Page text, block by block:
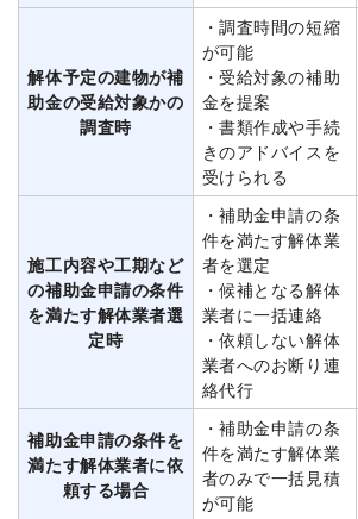
解体予定の建物が補
助金の受給対象かの
調査時
・調査時間の短縮
が可能
・受給対象の補助
金を提案
・書類作成や手続
きのアドバイスを
受けられる
施工内容や工期など
の補助金申請の条件
を満たす解体業者選
定時
・補助金申請の条
件を満たす解体業
者を選定
・候補となる解体
業者に一括連絡
・依頼しない解体
業者へのお断り連
絡代行
補助金申請の条件を
満たす解体業者に依
頼する場合
・補助金申請の条
件を満たす解体業
者のみで一括見積
が可能